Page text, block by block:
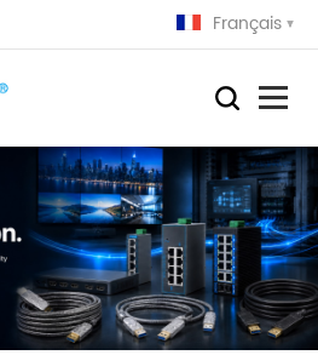
Français